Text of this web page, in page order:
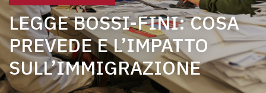
LEGGE BOSSI-FINI: COSA
PREVEDE E L’IMPATTO
SULL’IMMIGRAZIONE